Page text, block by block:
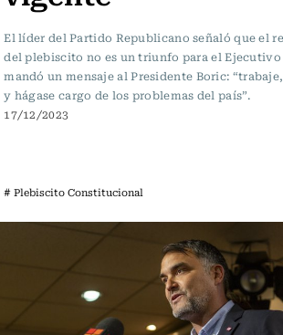
El líder del Partido Republicano señaló que el
del plebiscito no es un triunfo para el
mandó un mensaje al Presidente Boric:
y hágase cargo de los problemas del país”.
17/12/2023
# Plebiscito Constitucional